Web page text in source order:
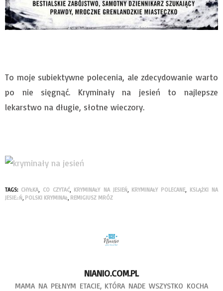
To moje subiektywne polecenia, ale zdecydowanie warto
po nie sięgnąć. Kryminały na jesień to najlepsze
lekarstwo na długie, słotne wieczory.
TAGS: CHYŁKA CO CZYTAĆ, KRYMINAŁY NA JESIEŃ, KRYMINAŁY POLECANE
KSI.ĄŻKI NA
JESIE≥Ń POLSKI KRYMINAŁ REMIGIUSZ MRÓZ
NIANIO.COM.PL
MAMA NA PEŁNYM ETACIE, KTÓRA NADE WSZYSTKO KOCHA